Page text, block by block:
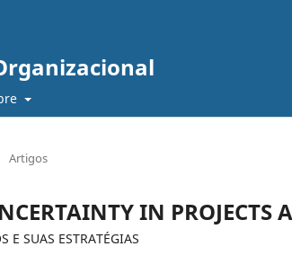
Artigos
IN PROJECTS
E SUAS ESTRATÉGIAS